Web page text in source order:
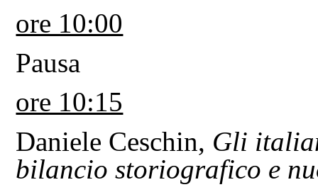
ore 10:00
Pausa
ore 10:15
Daniele Ceschin, Gli
bilancio storiografico e